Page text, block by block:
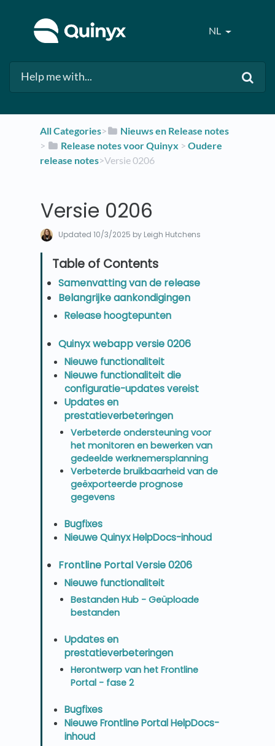
NL
All Categories​>​ ​Nieuws en Release notes
> ​
​Release notes voor Quinyx ​ > ​​Oudere
release notes​>​ Versie 0206
Versie 0206
Updated10/3/2025 by Leigh Hutchens
Samenvatting van de release
Belangrijke aankondigingen
Release hoogtepunten
Quinyx webapp versie 0206
Nieuwe functionaliteit
Nieuwe functionaliteit die
configuratie-updates vereist
Updates en
prestatieverbeteringen
Verbeterde ondersteuning voor
het monitoren en bewerken van
gedeelde werknemersplanning
Verbeterde bruikbaarheid van de
geëxporteerde prognose
gegevens
Bugfixes
Nieuwe Quinyx HelpDocs-inhoud
Frontline Portal Versie 0206
Nieuwe functionaliteit
Bestanden Hub - Geüploade
bestanden
Updates en
prestatieverbeteringen
Herontwerp van het Frontline
Portal - fase 2
Bugfixes
Nieuwe Frontline Portal HelpDocs-
inhoud